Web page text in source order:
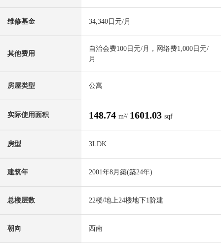
维修基金 34,340日元/月
其他费用
自治会费100日元/月，网络费1,000日元/
月
房屋类型 公寓
实际使用面积 148.74 m²/ 1601.03 sqf
房型 3LDK
建筑年 2001年8月築(築24年)
总楼层数 22楼/地上24楼地下1阶建
朝向 西南